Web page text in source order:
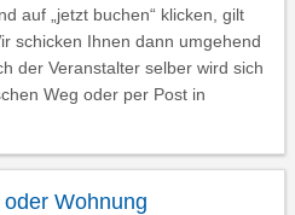
auf „jetzt buchen“ klicken, gilt
schicken Ihnen dann umgehend
der Veranstalter selber wird sich
Weg oder per Post in
Wohnung